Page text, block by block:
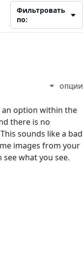
Фильтровать
по:
ОПЦИИ
an option within the
there is no
sounds like a bad
images from your
what you see.